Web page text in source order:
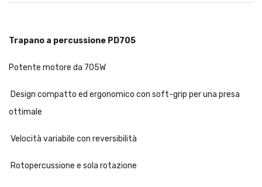
Trapano a percussione PD705
Potente motore da 705W
Design compatto ed ergonomico con soft-grip per una presa
ottimale
Velocità variabile con reversibilità
Rotopercussione e sola rotazione